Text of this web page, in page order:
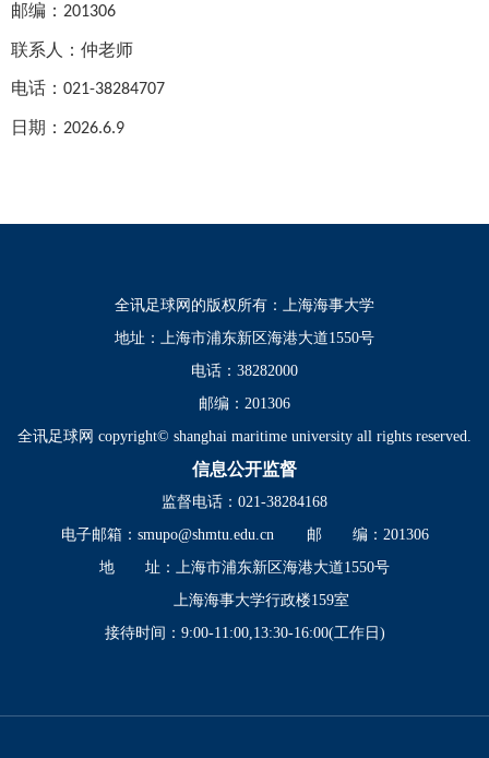
邮编： 201306
联系人：仲老师
电话： 021-38284707
日期： 2026.6.9
全讯足球网的版权所有：上海海事大学
地址：上海市浦东新区海港大道1550号
电话：38282000
邮编：201306
全讯足球网 copyright© shanghai maritime university all rights reserved.
信息公开监督
监督电话：021-38284168
电子邮箱： smupo@shmtu.edu.cn
邮 编：201306
地 址：上海市浦东新区海港大道1550号
上海海事大学行政楼159室
接待时间：9:00-11:00,13:30-16:00(工作日)